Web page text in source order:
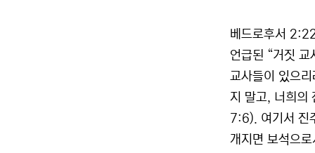
베드로후서
언급된 “거짓 교
교사들이 있으
지 말고, 너희의
7:6). 여기서 진
개지면 보석으